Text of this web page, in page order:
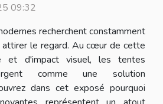
09:32
recherchent constamment
le regard. Au cœur de cette
et d'impact visuel, les tentes
comme une solution
dans cet exposé pourquoi